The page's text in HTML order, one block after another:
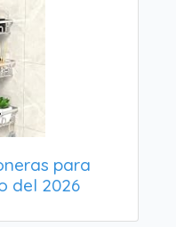
para
del 2026